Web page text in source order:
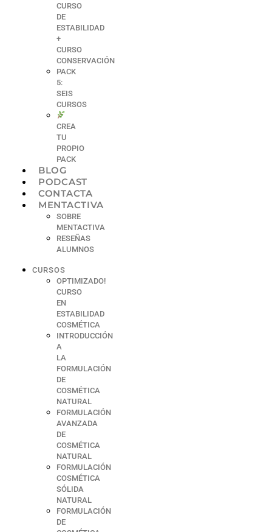
CURSO
DE
ESTABILIDAD
+
CURSO
CONSERVACIÓN
PACK
5:
SEIS
CURSOS
CREA
TU
PROPIO
PACK
BLOG
PODCAST
CONTACTA
MENTACTIVA
SOBRE
MENTACTIVA
RESEÑAS
ALUMNOS
CURSOS
OPTIMIZADO!
CURSO
EN
ESTABILIDAD
COSMÉTICA
INTRODUCCIÓN
A
LA
FORMULACIÓN
DE
COSMÉTICA
NATURAL
FORMULACIÓN
AVANZADA
DE
COSMÉTICA
NATURAL
FORMULACIÓN
COSMÉTICA
SÓLIDA
NATURAL
FORMULACIÓN
DE